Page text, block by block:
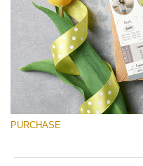
Senior Price List
PURCHASE